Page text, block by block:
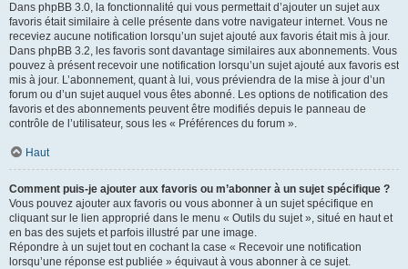
Dans phpBB 3.0, la fonctionnalité qui vous permettait d’ajouter un sujet aux
favoris était similaire à celle présente dans votre navigateur internet. Vous ne
receviez aucune notification lorsqu’un sujet ajouté aux favoris était mis à jour.
Dans phpBB 3.2, les favoris sont davantage similaires aux abonnements. Vous
pouvez à présent recevoir une notification lorsqu’un sujet ajouté aux favoris est
mis à jour. L’abonnement, quant à lui, vous préviendra de la mise à jour d’un
forum ou d’un sujet auquel vous êtes abonné. Les options de notification des
favoris et des abonnements peuvent être modifiés depuis le panneau de
contrôle de l’utilisateur, sous les « Préférences du forum ».
Haut
Comment puis-je ajouter aux favoris ou m’abonner à un sujet spécifique ?
Vous pouvez ajouter aux favoris ou vous abonner à un sujet spécifique en
cliquant sur le lien approprié dans le menu « Outils du sujet », situé en haut et
en bas des sujets et parfois illustré par une image.
Répondre à un sujet tout en cochant la case « Recevoir une notification
lorsqu’une réponse est publiée » équivaut à vous abonner à ce sujet.